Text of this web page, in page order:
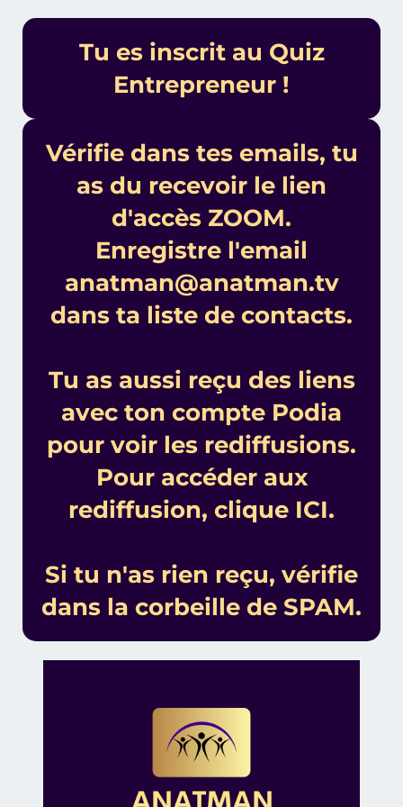
Tu es inscrit au Quiz
Entrepreneur !
Vérifie dans tes emails, tu
as du recevoir le lien
d'accès ZOOM.
Enregistre l'email
anatman@anatman.tv
dans ta liste de contacts.
Tu as aussi reçu des liens
avec ton compte Podia
pour voir les rediffusions.
Pour accéder aux
rediffusion, clique ICI.
Si tu n'as rien reçu, vérifie
dans la corbeille de SPAM.